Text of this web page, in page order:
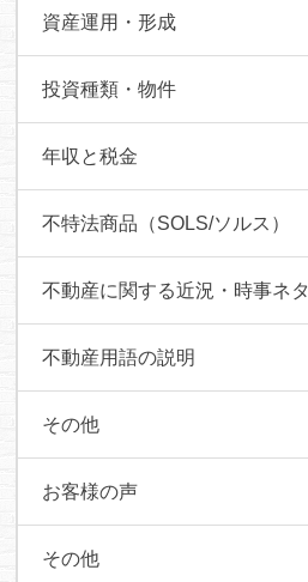
資産運用・形成
投資種類・物件
年収と税金
不特法商品（SOLS/ソルス）
不動産に関する近況・時事ネタ
不動産用語の説明
その他
お客様の声
その他